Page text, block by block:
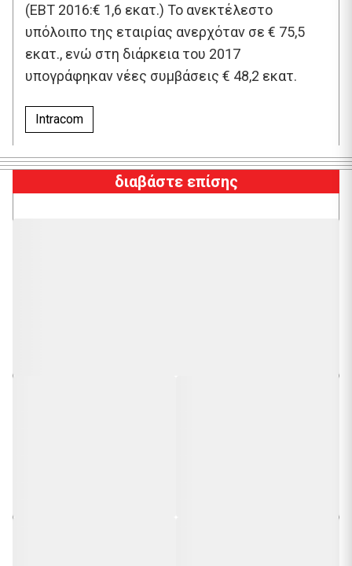
(ΕΒΤ 2016:€ 1,6 εκατ.) Το ανεκτέλεστο
υπόλοιπο της εταιρίας ανερχόταν σε € 75,5
εκατ., ενώ στη διάρκεια του 2017
υπογράφηκαν νέες συμβάσεις € 48,2 εκατ.
Intracom
διαβάστε επίσης